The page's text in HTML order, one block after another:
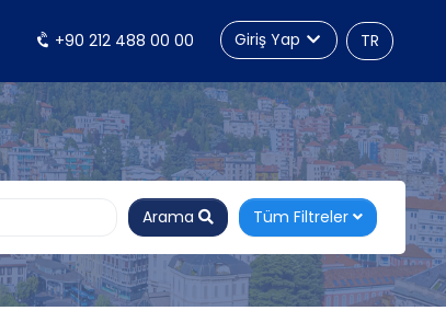
TR
+90 212 488 00 00 Giriş Yap
Arama Tüm Filtreler